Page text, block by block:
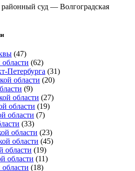
суд — Волгоградская
(47)
(62)
Петербурга (31)
области (20)
(9)
области (27)
области (19)
области (7)
(33)
области (23)
области (45)
области (19)
области (11)
(18)